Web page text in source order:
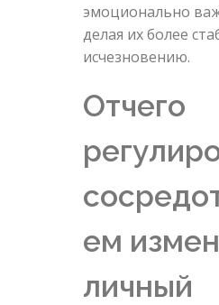
эмоционально
делая их более
исчезновению.
Отчего
ем
личный